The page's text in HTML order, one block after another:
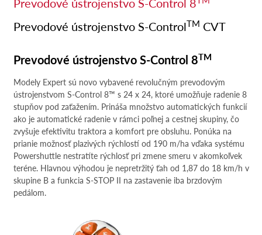
Prevodové ústrojenstvo S-ControlTM CVT
Prevodové ústrojenstvo S-Control 8TM
Modely Expert sú novo vybavené revolučným prevodovým
ústrojenstvom S-Control 8™ s 24 x 24, ktoré umožňuje radenie 8
stupňov pod zaťažením. Prináša množstvo automatických funkcií
ako je automatické radenie v rámci poľnej a cestnej skupiny, čo
zvyšuje efektivitu traktora a komfort pre obsluhu. Ponúka na
prianie možnosť plazivých rýchlostí od 190 m/ha vďaka systému
Powershuttle nestratíte rýchlosť pri zmene smeru v akomkoľvek
teréne. Hlavnou výhodou je nepretržitý ťah od 1,87 do 18 km/h v
skupine B a funkcia S-STOP II na zastavenie iba brzdovým
pedálom.
TM